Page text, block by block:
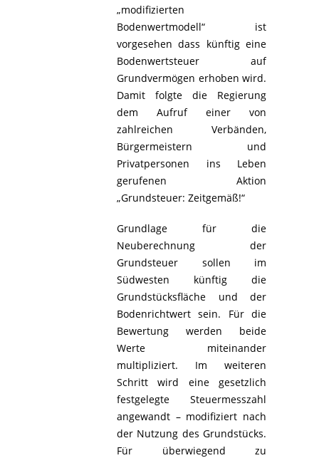
„modifizierten
Bodenwertmodell“ ist
vorgesehen dass künftig eine
Bodenwertsteuer auf
Grundvermögen erhoben wird.
Damit folgte die Regierung
dem Aufruf einer von
zahlreichen Verbänden,
Bürgermeistern und
Privatpersonen ins Leben
gerufenen Aktion
„Grundsteuer: Zeitgemäß!“
Grundlage für die
Neuberechnung der
Grundsteuer sollen im
Südwesten künftig die
Grundstücksfläche und der
Bodenrichtwert sein. Für die
Bewertung werden beide
Werte miteinander
multipliziert. Im weiteren
Schritt wird eine gesetzlich
festgelegte Steuermesszahl
angewandt – modifiziert nach
der Nutzung des Grundstücks.
Für überwiegend zu